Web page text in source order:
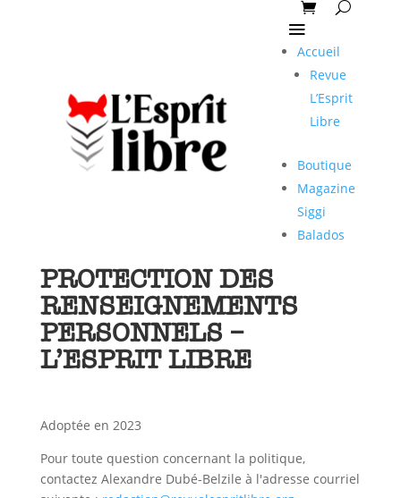
Accueil
Revue
L’Esprit
Libre
Boutique
Magazine
Siggi
Balados
PROTECTION DES
RENSEIGNEMENTS
PERSONNELS –
L’ESPRIT LIBRE
Adoptée en 2023
Pour toute question concernant la politique,
contactez Alexandre Dubé-Belzile à l'adresse courriel